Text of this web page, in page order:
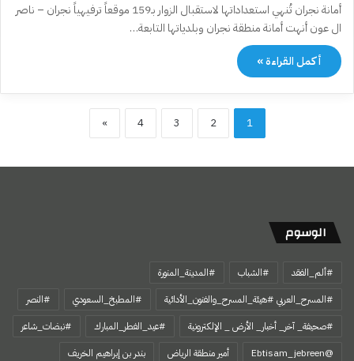
أمانة نجران تُنهي استعداداتها لاستقبال الزوار بـ159 موقعاً ترفيهياً نجران – ناصر
ال عون أنهت أمانة منطقة نجران وبلدياتها التابعة…
أكمل القراءة »
1
2
3
4
»
الوسوم
#ألم_الفقد #الشباب
#المدينة_المنورة
#المسرح_العربي #هيئة_المسرح_والفنون_الأدائية
#المطبخ_السعودي
#النصر
#صحيفة_ آخر_ أخبار_ الأرض _ الإلكترونية
#عيد_الفطر_المبارك
#نبضات_شاعر
@Ebtisam_jebreen
أمير منطقة الرياض
بندر بن إبراهيم الخريف